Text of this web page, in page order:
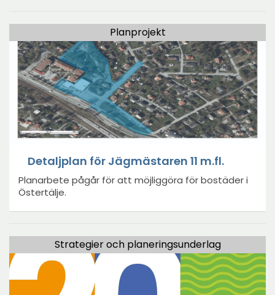
Planprojekt
Detaljplan för Jägmästaren 11 m.fl.
Planarbete pågår för att möjliggöra för bostäder i
Östertälje.
Strategier och planeringsunderlag